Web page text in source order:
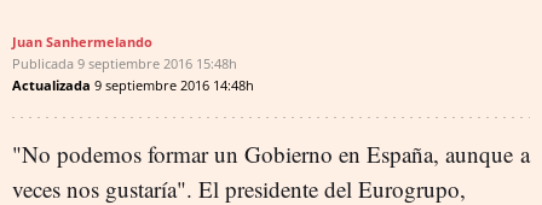
Juan Sanhermelando
Publicada 9 septiembre 2016 15:48h
Actualizada 9 septiembre 2016 14:48h
"No podemos formar un Gobierno en España, aunque a
veces nos gustaría". El presidente del Eurogrupo,